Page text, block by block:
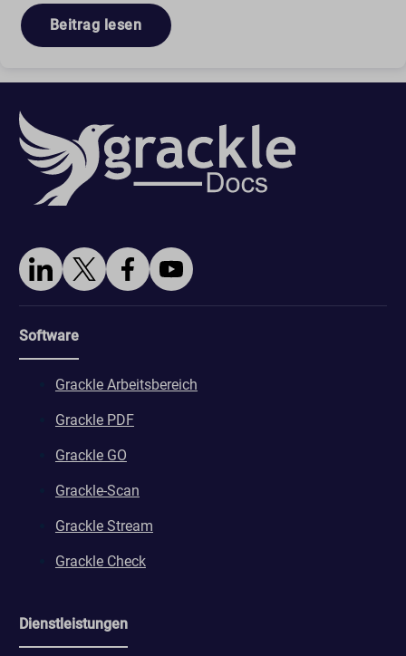
Beitrag lesen
Software
Grackle Arbeitsbereich
Grackle PDF
Grackle GO
Grackle-Scan
Grackle Stream
Grackle Check
Dienstleistungen